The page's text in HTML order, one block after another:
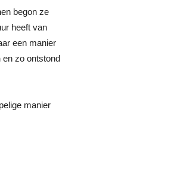
begon ze
heeft van
een manier
en zo ontstond
manier